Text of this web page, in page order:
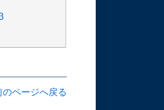
のページへ戻る